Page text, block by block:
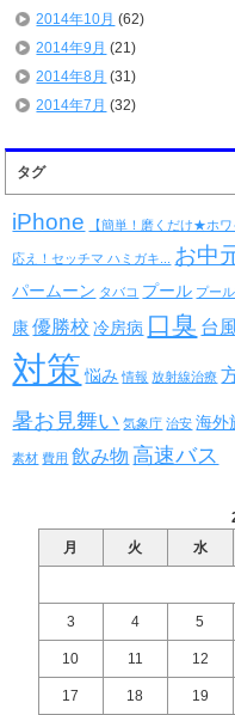
2014年10月 (62)
2014年9月 (21)
2014年8月 (31)
2014年7月 (32)
タグ
iPhone 【簡単！磨くだけ★ホ
応え！セッチマ ハミガキ... お中
パームーン タバコ プール プー
康 優勝校 冷房病 口臭 台
対策 悩み 情報 放射線治療
暑お見舞い 気象庁 治安 海外
素材 費用 飲み物 高速バス
月
火 水
3 4 5
10 11 12
17 18 19